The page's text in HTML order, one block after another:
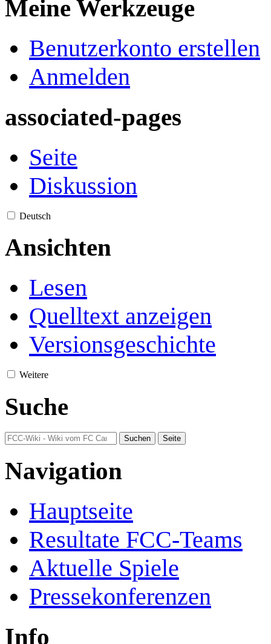
Meine Werkzeuge
Benutzerkonto erstellen
Anmelden
associated-pages
Seite
Diskussion
Deutsch
Ansichten
Lesen
Quelltext anzeigen
Versionsgeschichte
Weitere
Suche
Navigation
Hauptseite
Resultate FCC-Teams
Aktuelle Spiele
Pressekonferenzen
Info